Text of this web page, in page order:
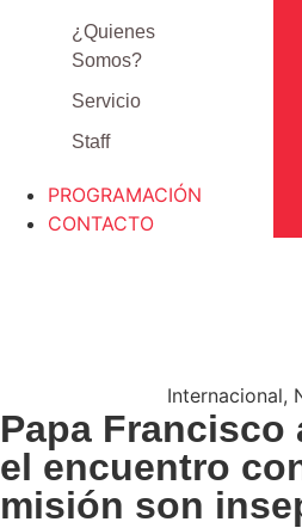
¿Quienes
Somos?
Servicio
Staff
PROGRAMACIÓN
CONTACTO
Internacional,
Papa Francisco
el encuentro
misión son